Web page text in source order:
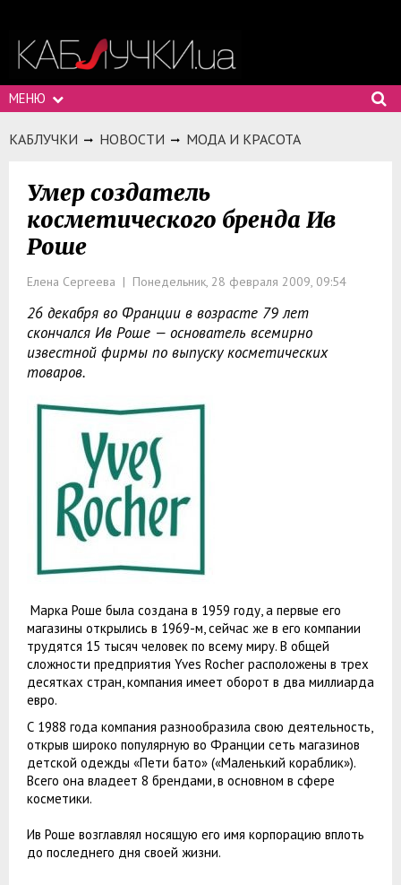
МЕНЮ
КАБЛУЧКИ НОВОСТИ МОДА И КРАСОТА
Умер создатель
косметического бренда Ив
Роше
Елена Сергеева | Понедельник, 28 февраля 2009, 09:54
26 декабря во Франции в возрасте 79 лет
скончался Ив Роше — основатель всемирно
известной фирмы по выпуску косметических
товаров.
Марка Роше была создана в 1959 году, а первые его
магазины открылись в 1969-м, сейчас же в его компании
трудятся 15 тысяч человек по всему миру. В общей
сложности предприятия Yves Rocher расположены в трех
десятках стран, компания имеет оборот в два миллиарда
евро.
С 1988 года компания разнообразила свою деятельность,
открыв широко популярную во Франции сеть магазинов
детской одежды «Пети бато» («Маленький кораблик»).
Всего она владеет 8 брендами, в основном в сфере
косметики.
Ив Роше возглавлял носящую его имя корпорацию вплоть
до последнего дня своей жизни.